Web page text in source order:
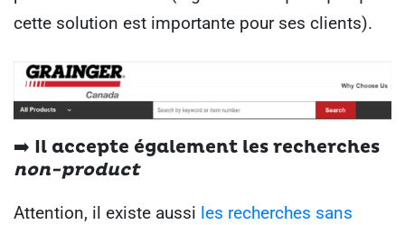
cette solution est importante pour ses clients).
➡️ Il accepte également les recherches
non-product
Attention, il existe aussi les recherches sans